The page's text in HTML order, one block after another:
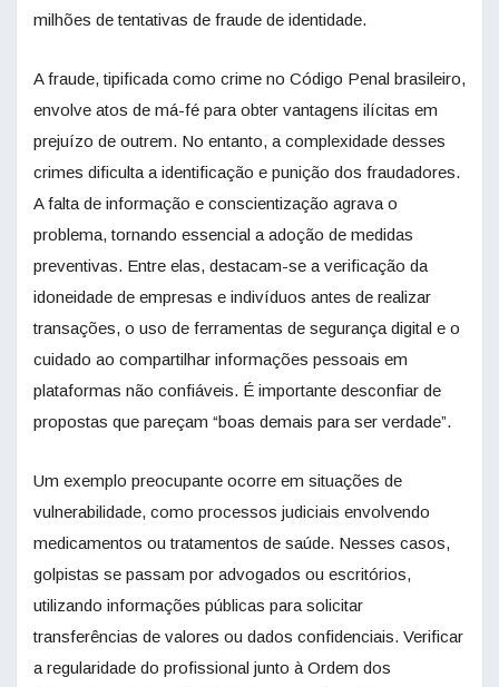
milhões de tentativas de fraude de identidade.
A fraude, tipificada como crime no Código Penal brasileiro,
envolve atos de má-fé para obter vantagens ilícitas em
prejuízo de outrem. No entanto, a complexidade desses
crimes dificulta a identificação e punição dos fraudadores.
A falta de informação e conscientização agrava o
problema, tornando essencial a adoção de medidas
preventivas. Entre elas, destacam-se a verificação da
idoneidade de empresas e indivíduos antes de realizar
transações, o uso de ferramentas de segurança digital e o
cuidado ao compartilhar informações pessoais em
plataformas não confiáveis. É importante desconfiar de
propostas que pareçam “boas demais para ser verdade”.
Um exemplo preocupante ocorre em situações de
vulnerabilidade, como processos judiciais envolvendo
medicamentos ou tratamentos de saúde. Nesses casos,
golpistas se passam por advogados ou escritórios,
utilizando informações públicas para solicitar
transferências de valores ou dados confidenciais. Verificar
a regularidade do profissional junto à Ordem dos